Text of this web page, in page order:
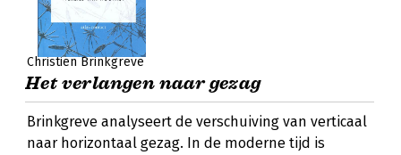
Christien Brinkgreve
Het verlangen naar gezag
Brinkgreve analyseert de verschuiving van verticaal
naar horizontaal gezag. In de moderne tijd is